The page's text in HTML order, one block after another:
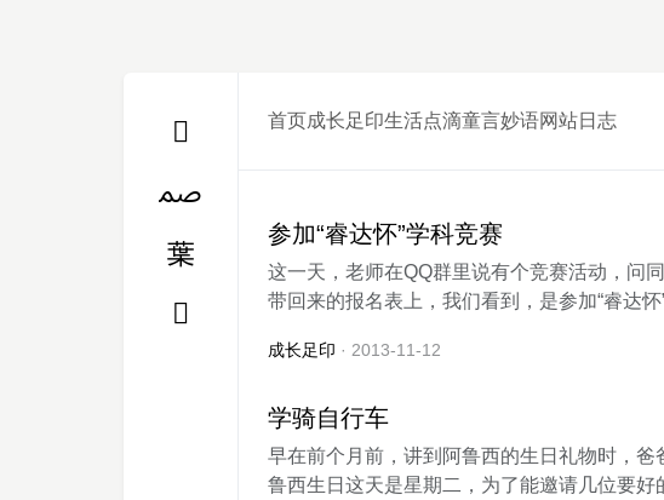
首页成长足印生活点滴童言妙语网站日志
参加“睿达怀”学科竞赛
这一天，老师在QQ群里说有个竞赛活动，问
带回来的报名表上，我们看到，是参加“睿达怀
成长足印 · 2013-11-12
学骑自行车
早在前个月前，讲到阿鲁西的生日礼物时，
鲁西生日这天是星期二，为了能邀请几位要好